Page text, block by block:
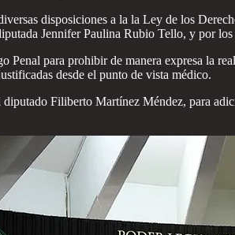
disposiciones a la la Ley de los
Jennifer Paulina Rubio Tello, y por
para prohibir de manera expresa la
desde el punto de vista médico.
Filiberto Martínez Méndez, para